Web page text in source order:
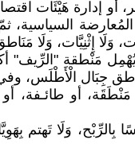
أو إدارة هَيْئَات
السياسية، ثمّ
إِثْنِيَّات، وَلَا
مَنْطقة "الرِّيف"
جِبَال الْأَطْلَس،
أو طائـفة، أو
وَلَا تَهتم بِهَوِيَّات